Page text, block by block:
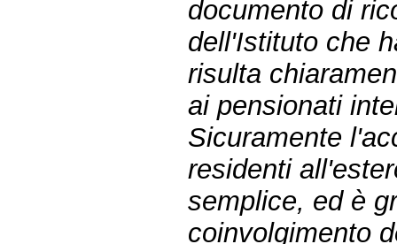
documento di
dell'Istituto che
risulta
ai pensionati
Sicuramente
residenti
semplice, ed è
coinvolgimento